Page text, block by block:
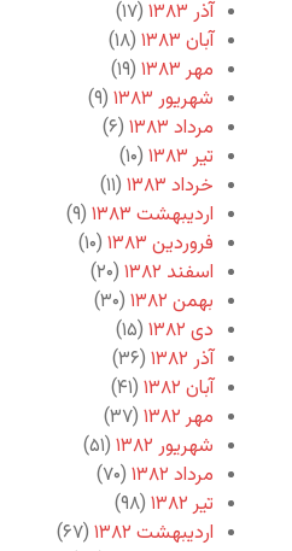
آذر ۱۳۸۳
(۱۷)
آبان ۱۳۸۳
(۱۸)
مهر ۱۳۸۳
(۱۹)
شهریور ۱۳۸۳
(۹)
مرداد ۱۳۸۳
(۶)
تیر ۱۳۸۳
(۱۰)
خرداد ۱۳۸۳
(۱۱)
اردیبهشت ۱۳۸۳
(۹)
فروردین ۱۳۸۳
(۱۰)
اسفند ۱۳۸۲
(۲۰)
بهمن ۱۳۸۲
(۳۰)
دی ۱۳۸۲
(۱۵)
آذر ۱۳۸۲
(۳۶)
آبان ۱۳۸۲
(۴۱)
مهر ۱۳۸۲
(۳۷)
شهریور ۱۳۸۲
(۵۱)
مرداد ۱۳۸۲
(۷۰)
تیر ۱۳۸۲
(۹۸)
اردیبهشت ۱۳۸۲
(۶۷)